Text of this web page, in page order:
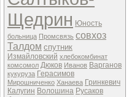
Щедрин Юность
больница Промсвязь совхоз
Талдом спутник
Измайловский хлебокомбинат
комсомол Дюков Иванов Варганов
кукуруза Герасимов
Мирошниченко Ханаева Гринкевич
Калугин Волошина Русаков